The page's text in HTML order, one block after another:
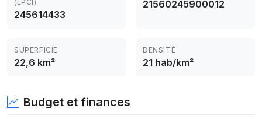
(EPCI)
245614433
21560245900012
SUPERFICIE
22,6 km²
DENSITÉ
21 hab/km²
Budget et finances